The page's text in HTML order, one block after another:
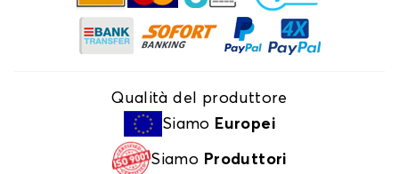
Qualità del produttore
Siamo Europei
Siamo Produttori